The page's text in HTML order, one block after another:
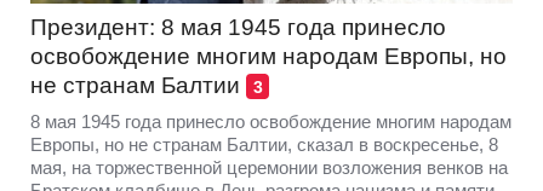
Президент: 8 мая 1945 года принесло
освобождение многим народам Европы, но
не странам Балтии
3
8 мая 1945 года принесло освобождение многим народам
Европы, но не странам Балтии, сказал в воскресенье, 8
мая, на торжественной церемонии возложения венков на